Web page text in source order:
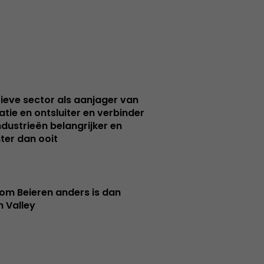
sector als aanjager van
en ontsluiter en verbinder
belangrijker en
dan ooit
Beieren anders is dan
Valley